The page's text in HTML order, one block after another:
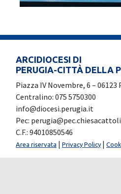
ARCIDIOCESI DI
PERUGIA-CITTÀ DELLA
Piazza IV Novembre, 6 – 06123
Centralino: 075 5750300
info@diocesi.perugia.it
Pec:
C.F.: 94010850546
Area riservata | Privacy Policy |